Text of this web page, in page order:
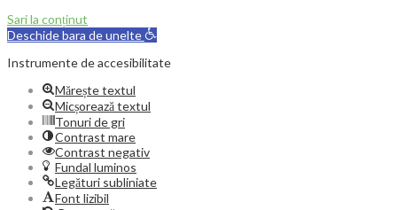
Sari la conținut
Deschide bara de unelte
Instrumente de accesibilitate
Mărește textul
Micșorează textul
Tonuri de gri
Contrast mare
Contrast negativ
Fundal luminos
Legături subliniate
Font lizibil